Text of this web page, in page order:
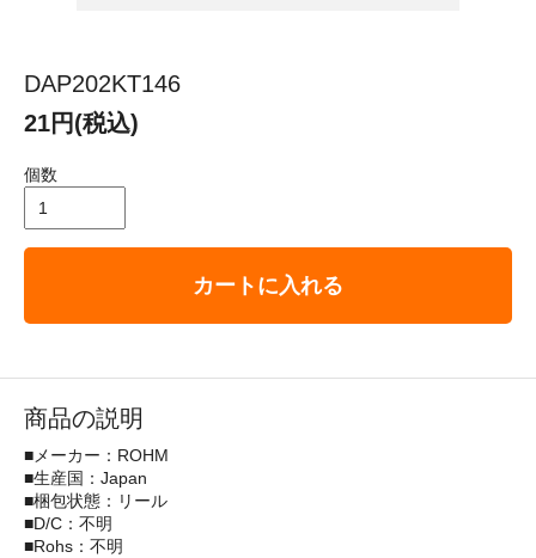
DAP202KT146
21円(税込)
個数
カートに入れる
商品の説明
■メーカー：ROHM
■生産国：Japan
■梱包状態：リール
■D/C：不明
■Rohs：不明